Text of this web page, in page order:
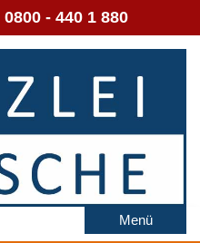
0800 - 440 1 880
Menü